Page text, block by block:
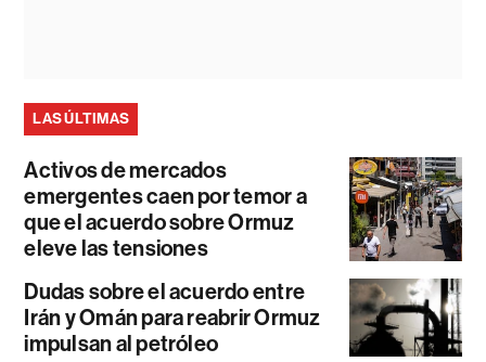
LAS ÚLTIMAS
Activos de mercados
emergentes caen por temor a
que el acuerdo sobre Ormuz
eleve las tensiones
Dudas sobre el acuerdo entre
Irán y Omán para reabrir Ormuz
impulsan al petróleo